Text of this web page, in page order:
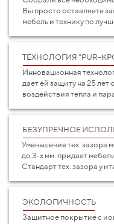
Вы просто оставляете
мебель и технику по
ТЕХНОЛОГИЯ "PUR-
Инновационная
дает ей защиту на 25 лет
воздействия тепла и
БЕЗУПРЕЧНОЕ
Уменьшение тех. зазора
до 3-х мм. придает
Стандарт тех. зазора у
ЭКОЛОГИЧНОСТЬ
Защитное покрытие с